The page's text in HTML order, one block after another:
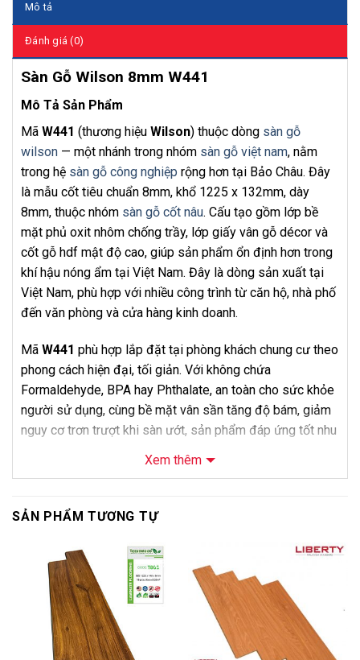
Mô tả
Đánh giá (0)
Sàn Gỗ Wilson 8mm W441
Mô Tả Sản Phẩm
Mã W441 (thương hiệu Wilson) thuộc dòng sàn gỗ
wilson — một nhánh trong nhóm sàn gỗ việt nam, nằm
trong hệ sàn gỗ công nghiệp rộng hơn tại Bảo Châu. Đây
là mẫu cốt tiêu chuẩn 8mm, khổ 1225 x 132mm, dày
8mm, thuộc nhóm sàn gỗ cốt nâu. Cấu tạo gồm lớp bề
mặt phủ oxit nhôm chống trầy, lớp giấy vân gỗ décor và
cốt gỗ hdf mật độ cao, giúp sản phẩm ổn định hơn trong
khí hậu nóng ẩm tại Việt Nam. Đây là dòng sản xuất tại
Việt Nam, phù hợp với nhiều công trình từ căn hộ, nhà phố
đến văn phòng và cửa hàng kinh doanh.
Mã W441 phù hợp lắp đặt tại phòng khách chung cư theo
phong cách hiện đại, tối giản. Với không chứa
Formaldehyde, BPA hay Phthalate, an toàn cho sức khỏe
người sử dụng, cùng bề mặt vân sần tăng độ bám, giảm
nguy cơ trơn trượt khi sàn ướt, sản phẩm đáp ứng tốt nhu
Về mặt bán hàng, điểm bán hàng của dòng cốt tiêu chuẩn
8mm là giá cực kỳ tiết kiệm, phù hợp căn hộ cho thuê,
phòng ngủ hoặc công trình cần tối ưu ngân sách. Mã
W441là lựa chọn tiết kiệm khi cải tạo phòng trọ cho thuê,
phù hợp cả khách mua lẻ lẫn nhà thầu cần số lượng lớn.
Khách hàng có thể mua vật tư độc lập hoặc đăng ký dịch
vụ khảo sát và thi công trọn gói của
Nội Thất Bảo Châu
Xem thêm
SẢN PHẨM TƯƠNG TỰ
-6%